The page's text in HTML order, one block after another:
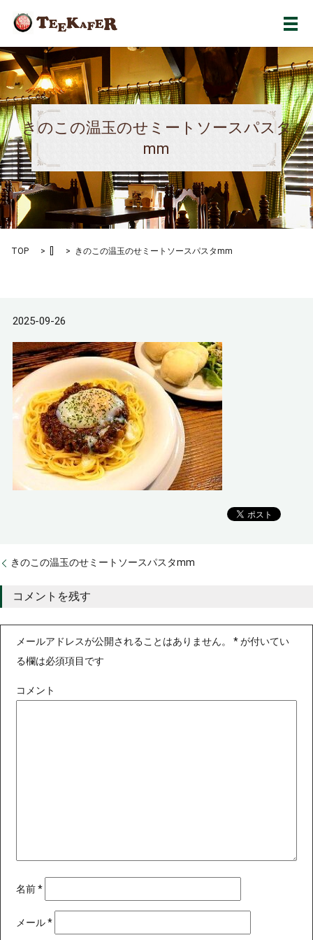
メ
きのこの温玉のせミートソースパスタ
mm
TOP きのこの温玉のせミートソースパスタmm
2025-09-26
きのこの温玉のせミートソースパスタmm
コメントを残す
メールアドレスが公開されることはありません。 *が付いてい
る欄は必須項目です
コメント
名前*
メール*